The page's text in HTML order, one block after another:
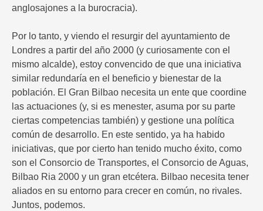
anglosajones a la burocracia).
Por lo tanto, y viendo el resurgir del ayuntamiento de
Londres a partir del año 2000 (y curiosamente con el
mismo alcalde), estoy convencido de que una iniciativa
similar redundaría en el beneficio y bienestar de la
población. El Gran Bilbao necesita un ente que coordine
las actuaciones (y, si es menester, asuma por su parte
ciertas competencias también) y gestione una política
común de desarrollo. En este sentido, ya ha habido
iniciativas, que por cierto han tenido mucho éxito, como
son el Consorcio de Transportes, el Consorcio de Aguas,
Bilbao Ria 2000 y un gran etcétera. Bilbao necesita tener
aliados en su entorno para crecer en común, no rivales.
Juntos, podemos.